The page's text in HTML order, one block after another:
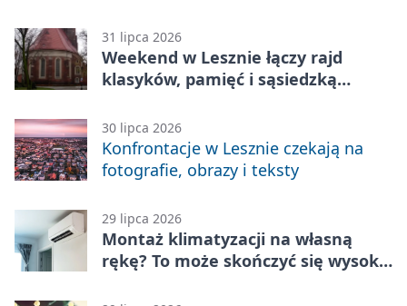
31 lipca 2026
Weekend w Lesznie łączy rajd
klasyków, pamięć i sąsiedzką
30 lipca 2026
Konfrontacje w Lesznie czekają na
fotografie, obrazy i teksty
29 lipca 2026
Montaż klimatyzacji na własną
rękę? To może skończyć się wysoką